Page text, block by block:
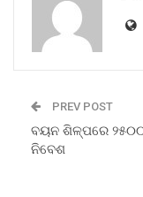
PREV POST
ବୟନ ଶିଳ୍ପରେ
ନିବେଶ